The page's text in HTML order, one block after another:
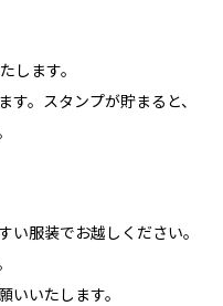
します。
。スタンプが貯まると、
い服装でお越しください。
いいたします。